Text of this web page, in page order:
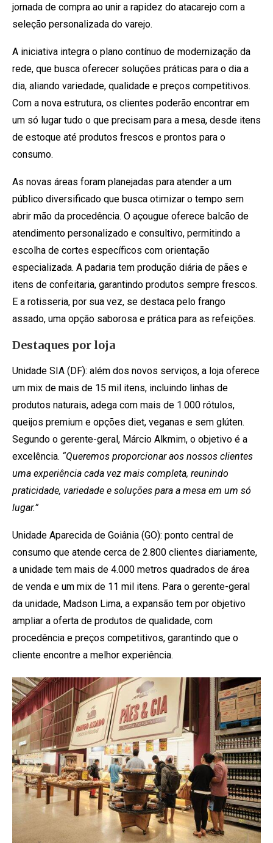
jornada de compra ao unir a rapidez do atacarejo com a
seleção personalizada do varejo.
A iniciativa integra o plano contínuo de modernização da
rede, que busca oferecer soluções práticas para o dia a
dia, aliando variedade, qualidade e preços competitivos.
Com a nova estrutura, os clientes poderão encontrar em
um só lugar tudo o que precisam para a mesa, desde itens
de estoque até produtos frescos e prontos para o
consumo.
As novas áreas foram planejadas para atender a um
público diversificado que busca otimizar o tempo sem
abrir mão da procedência. O açougue oferece balcão de
atendimento personalizado e consultivo, permitindo a
escolha de cortes específicos com orientação
especializada. A padaria tem produção diária de pães e
itens de confeitaria, garantindo produtos sempre frescos.
E a rotisseria, por sua vez, se destaca pelo frango
assado, uma opção saborosa e prática para as refeições.
Destaques por loja
Unidade SIA (DF): além dos novos serviços, a loja oferece
um mix de mais de 15 mil itens, incluindo linhas de
produtos naturais, adega com mais de 1.000 rótulos,
queijos premium e opções diet, veganas e sem glúten.
Segundo o gerente-geral, Márcio Alkmim, o objetivo é a
excelência. “Queremos proporcionar aos nossos clientes
uma experiência cada vez mais completa, reunindo
praticidade, variedade e soluções para a mesa em um só
lugar.”
Unidade Aparecida de Goiânia (GO): ponto central de
consumo que atende cerca de 2.800 clientes diariamente,
a unidade tem mais de 4.000 metros quadrados de área
de venda e um mix de 11 mil itens. Para o gerente-geral
da unidade, Madson Lima, a expansão tem por objetivo
ampliar a oferta de produtos de qualidade, com
procedência e preços competitivos, garantindo que o
cliente encontre a melhor experiência.